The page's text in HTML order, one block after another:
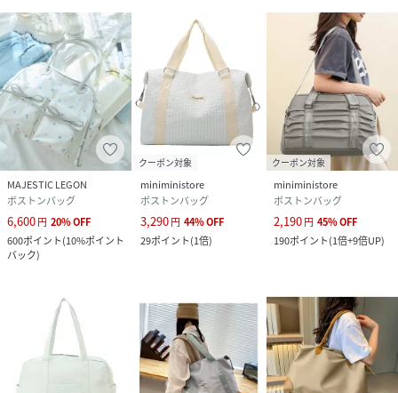
MAJESTIC LEGON
ボストンバッグ
6,600円 20%OFF
600ポイント(10%ポイント
バック)
クーポン対象
miniministore
ボストンバッグ
3,290円 44%OFF
29ポイント(1倍)
クーポン対象
miniministore
ボストンバッグ
2,190円 45%OFF
190ポイント(1倍+9倍UP)